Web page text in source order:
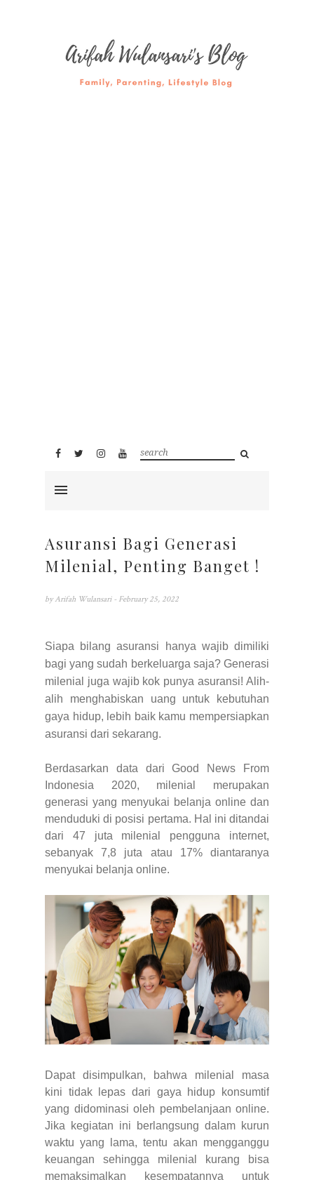
Asuransi Bagi Generasi
Milenial, Penting Banget !
by Arifah Wulansari - February 25, 2022
Siapa bilang asuransi hanya wajib dimiliki
bagi yang sudah berkeluarga saja? Generasi
milenial juga wajib kok punya asuransi! Alih-
alih menghabiskan uang untuk kebutuhan
gaya hidup, lebih baik kamu mempersiapkan
asuransi dari sekarang.
Berdasarkan data dari Good News From
Indonesia 2020, milenial merupakan
generasi yang menyukai belanja online dan
menduduki di posisi pertama. Hal ini ditandai
dari 47 juta milenial pengguna internet,
sebanyak 7,8 juta atau 17% diantaranya
menyukai belanja online.
Dapat disimpulkan, bahwa milenial masa
kini tidak lepas dari gaya hidup konsumtif
yang didominasi oleh pembelanjaan online.
Jika kegiatan ini berlangsung dalam kurun
waktu yang lama, tentu akan mengganggu
keuangan sehingga milenial kurang bisa
memaksimalkan kesempatannya untuk